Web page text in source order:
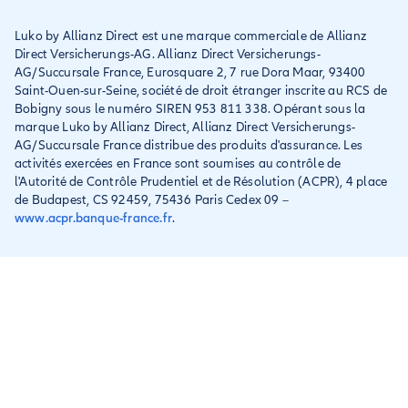
Conditions générales et
IPID
Luko by Allianz Direct est une marque commerciale de Allianz
Direct Versicherungs-AG. Allianz Direct Versicherungs-
AG/Succursale France, Eurosquare 2, 7 rue Dora Maar, 93400
Saint-Ouen-sur-Seine, société de droit étranger inscrite au RCS de
Bobigny sous le numéro SIREN 953 811 338. Opérant sous la
marque Luko by Allianz Direct, Allianz Direct Versicherungs-
AG/Succursale France distribue des produits d'assurance. Les
activités exercées en France sont soumises au contrôle de
l'Autorité de Contrôle Prudentiel et de Résolution (ACPR), 4 place
de Budapest, CS 92459, 75436 Paris Cedex 09 –
www.acpr.banque-france.fr.